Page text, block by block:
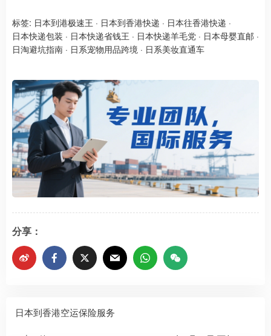
标签: 日本到港极速王 · 日本到香港快递 · 日本往香港快递 ·
日本快递包装 · 日本快递省钱王 · 日本快递羊毛党 · 日本母婴直邮 ·
日淘避坑指南 · 日系宠物用品跨境 · 日系美妆直通车
分享：
日本到香港空运保险服务